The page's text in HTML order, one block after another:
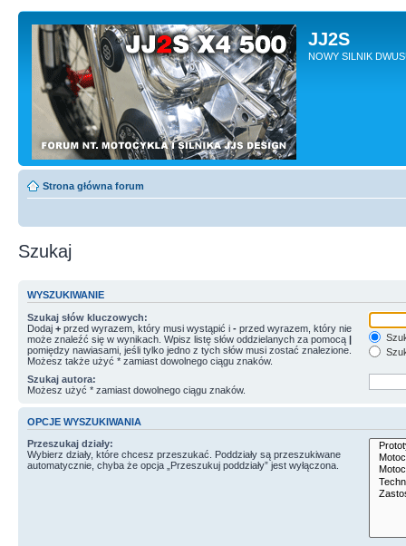
JJ2S
NOWY SILNIK
Strona główna forum
Szukaj
WYSZUKIWANIE
Szukaj słów kluczowych:
Dodaj + przed wyrazem, który musi wystąpić i - przed wyrazem, który nie
może znaleźć się w wynikach. Wpisz listę słów oddzielanych za pomocą |
pomiędzy nawiasami, jeśli tylko jedno z tych słów musi zostać znalezione.
Możesz także użyć * zamiast dowolnego ciągu znaków.
Szukaj autora:
Możesz użyć * zamiast dowolnego ciągu znaków.
OPCJE WYSZUKIWANIA
Przeszukaj działy:
Wybierz działy, które chcesz przeszukać. Poddziały są przeszukiwane
automatycznie, chyba że opcja „Przeszukuj poddziały” jest wyłączona.